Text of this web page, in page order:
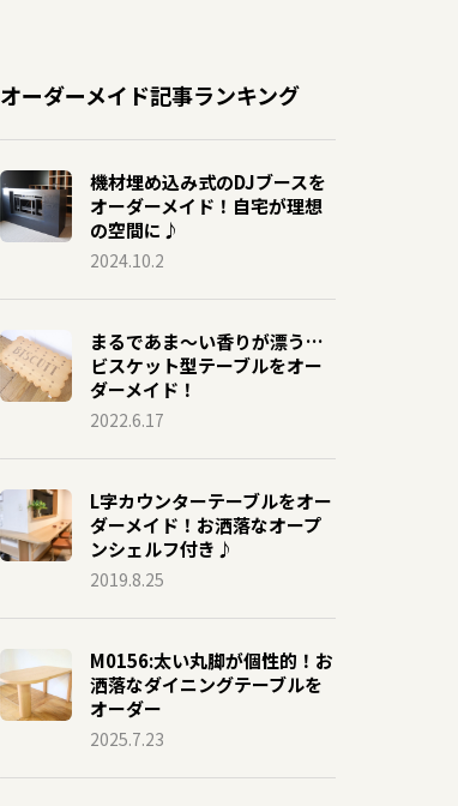
オーダーメイド記事ランキング
機材埋め込み式のDJブースを
オーダーメイド！自宅が理想
の空間に♪
2024.10.2
まるであま〜い香りが漂う…
ビスケット型テーブルをオー
ダーメイド！
2022.6.17
L字カウンターテーブルをオー
ダーメイド！お洒落なオープ
ンシェルフ付き♪
2019.8.25
M0156:太い丸脚が個性的！お
洒落なダイニングテーブルを
オーダー
2025.7.23